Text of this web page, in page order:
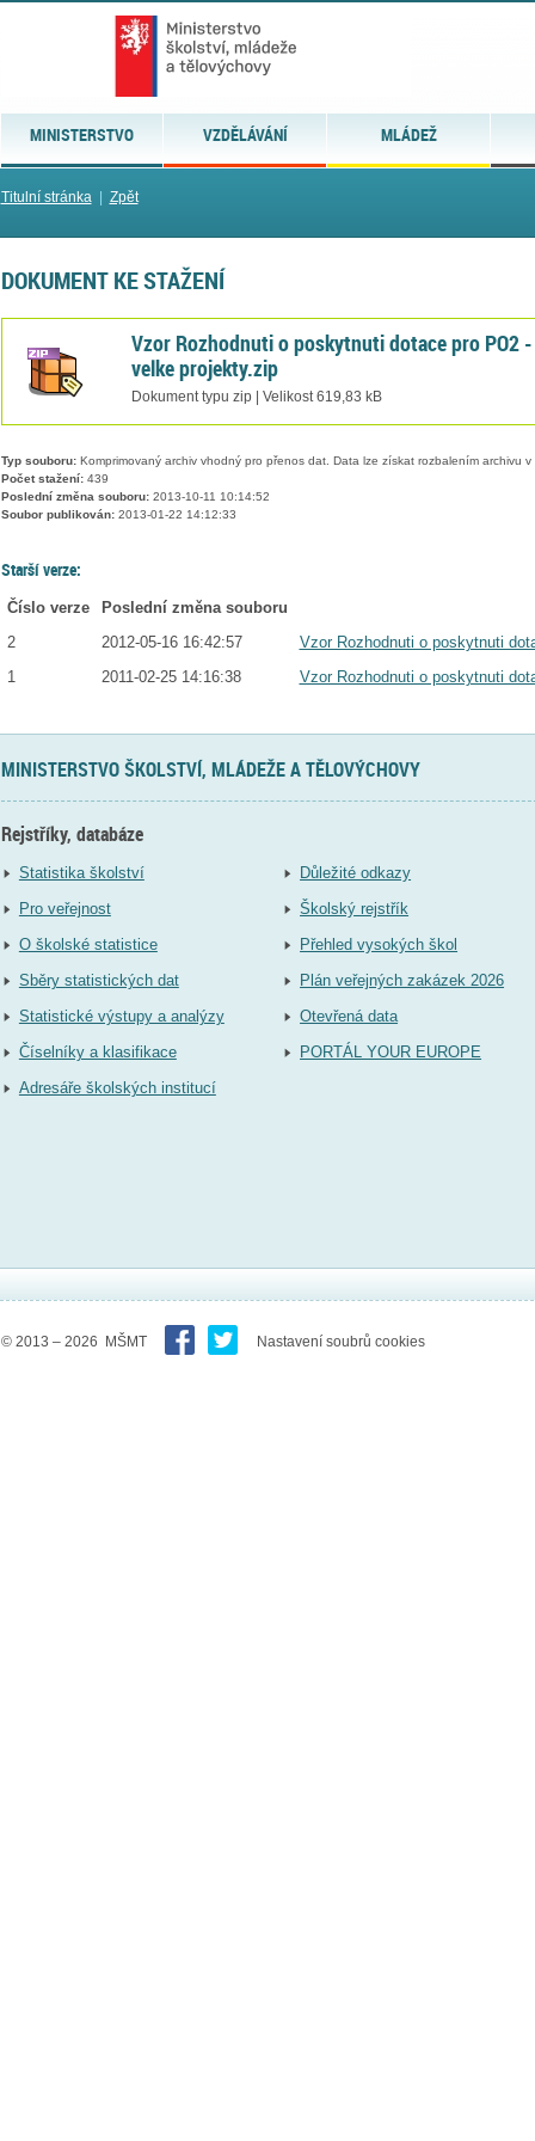
MINISTERSTVO VZDĚLÁVÁNÍ MLÁDEŽ
Titulní stránka| Zpět
DOKUMENT KE STAŽENÍ
Vzor Rozhodnuti o poskytnuti dotace pro PO2 -
velke projekty.zip
Dokument typu zip | Velikost 619,83 kB
Typ souboru:Komprimovaný archiv vhodný pro přenos dat. Data lze získat rozbalením archivu
Počet stažení:439
Poslední změna souboru:2013-10-11 10:14:52
Soubor publikován:2013-01-22 14:12:33
Starší verze:
Číslo verze
Poslední změna souboru
2
2012-05-16 16:42:57
Vzor Rozhodnuti o poskytnuti
1
2011-02-25 14:16:38 Vzor Rozhodnuti o poskytnuti
MINISTERSTVO ŠKOLSTVÍ, MLÁDEŽE A TĚLOVÝCHOVY
Rejstříky, databáze
Statistika školství
Pro veřejnost
O školské statistice
Sběry statistických dat
Statistické výstupy a analýzy
Číselníky a klasifikace
Adresáře školských institucí
Důležité odkazy
Školský rejstřík
Přehled vysokých škol
Plán veřejných zakázek 2026
Otevřená data
PORTÁL YOUR EUROPE
© 2013 – 2026 MŠMT Nastavení soubrů cookies